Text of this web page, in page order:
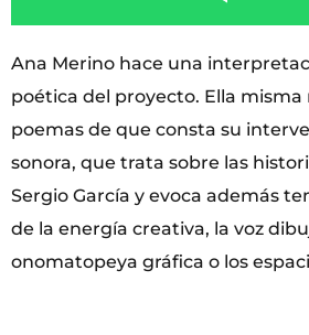
Ana Merino hace una
poética del proyecto. Ella misma
poemas de que consta su
sonora, que trata sobre las
Sergio García y evoca además
de la energía creativa, la voz
onomatopeya gráfica o los